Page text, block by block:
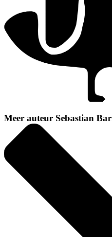
Meer auteur Sebastian